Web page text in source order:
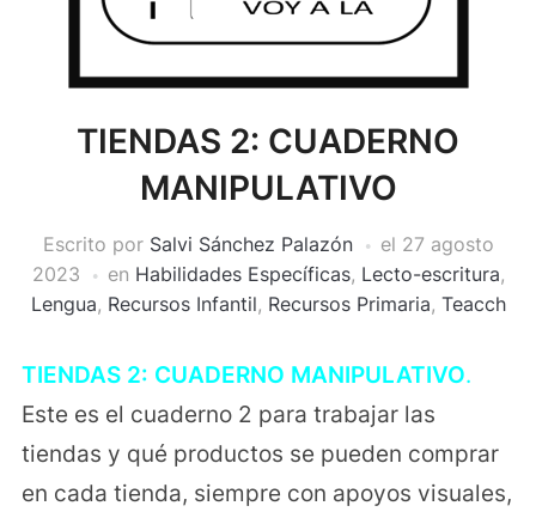
TIENDAS 2: CUADERNO
MANIPULATIVO
Escrito por Salvi Sánchez Palazón el 27 agosto
2023
en Habilidades Específicas, Lecto-escritura,
Lengua, Recursos Infantil, Recursos Primaria, Teacch
TIENDAS 2: CUADERNO MANIPULATIVO.
Este es el cuaderno 2 para trabajar las
tiendas y qué productos se pueden comprar
en cada tienda, siempre con apoyos visuales,